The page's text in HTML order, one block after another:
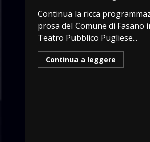
Continua la ricca
prosa del Comune di Fasano
Teatro Pubblico Pugliese...
Continua a leggere